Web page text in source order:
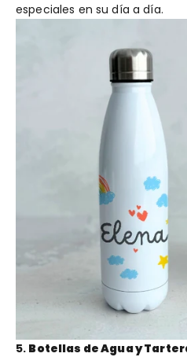
especiales en su día a día.
5. Botellas de Agua y